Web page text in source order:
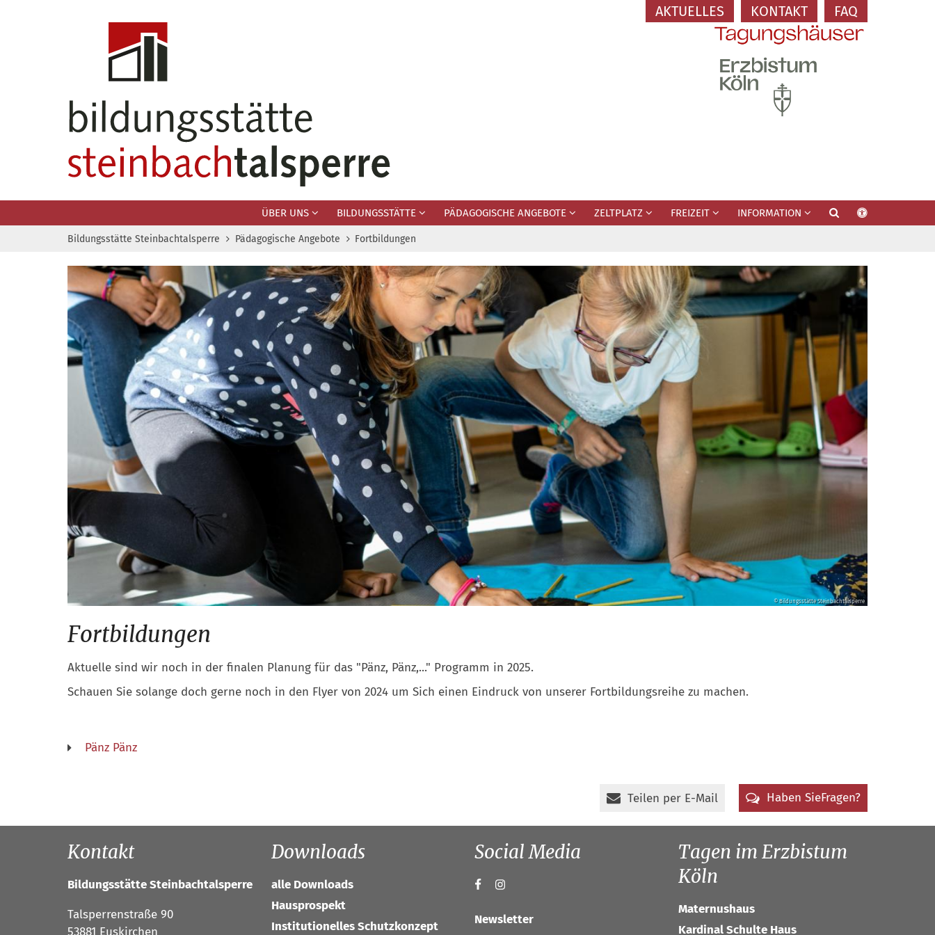
AKTUELLES KONTAKT FAQ
ÜBER UNS BILDUNGSSTÄTTE PÄDAGOGISCHE ANGEBOTE ZELTPLATZ FREIZEIT INFORMATION
Bildungsstätte Steinbachtalsperre Pädagogische Angebote Fortbildungen
© Bildungsstätte Steinbachtalsperre
Fortbildungen
Aktuelle sind wir noch in der finalen Planung für das "Pänz, Pänz,..." Programm in 2025.
Schauen Sie solange doch gerne noch in den Flyer von 2024 um Sich einen Eindruck von unserer Fortbildungsreihe zu machen.
Pänz Pänz
Haben SieFragen?
Kontakt
Bildungsstätte Steinbachtalsperre
Talsperrenstraße 90
53881 Euskirchen
Downloads
alle Downloads
Hausprospekt
Institutionelles Schutzkonzept
Social Media
Newsletter
Tagen im Erzbistum
Köln
Maternushaus
Kardinal Schulte Haus